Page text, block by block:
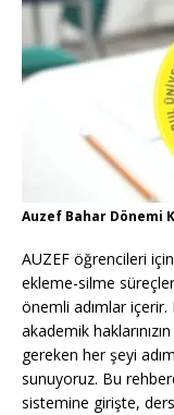
Auzef Bahar Dönemi
AUZEF öğrencileri
ekleme-silme
önemli adımlar
akademik
gereken her şeyi
sunuyoruz. Bu
sistemine girişte,